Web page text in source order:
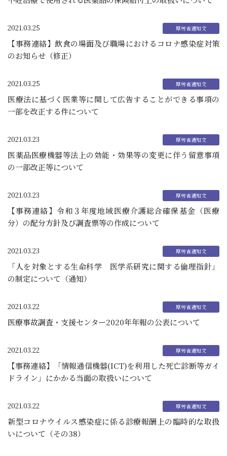
2021.03.25
【事務連絡】飲食の場面及び職場におけるコロナ感染症対策
のお知らせ（修正）
2021.03.25
医療法に基づく医業等に関して広告することができる事項の
一部を改正する件について
2021.03.23
医薬品医療機器等法上の効能・効果等の変更に伴う留意事項
の一部改正等について
2021.03.23
【事務連絡】令和３年度地域医療介護総合確保基金（医療
分）の配分方針及び調査票等の作成について
2021.03.23
「人を対象とする生命科学 医学系研究に関する倫理指針」
の制定について（通知）
2021.03.22
医療事故調査・支援センター2020年年報の公表について
2021.03.22
【事務連絡】「情報通信機器(ICT)を利用した死亡診断等ガイ
ドライン」にかかる当面の取扱いについて
2021.03.22
新型コロナウイルス感染症に係る診療報酬上の臨時的な取扱
いについて（その38）